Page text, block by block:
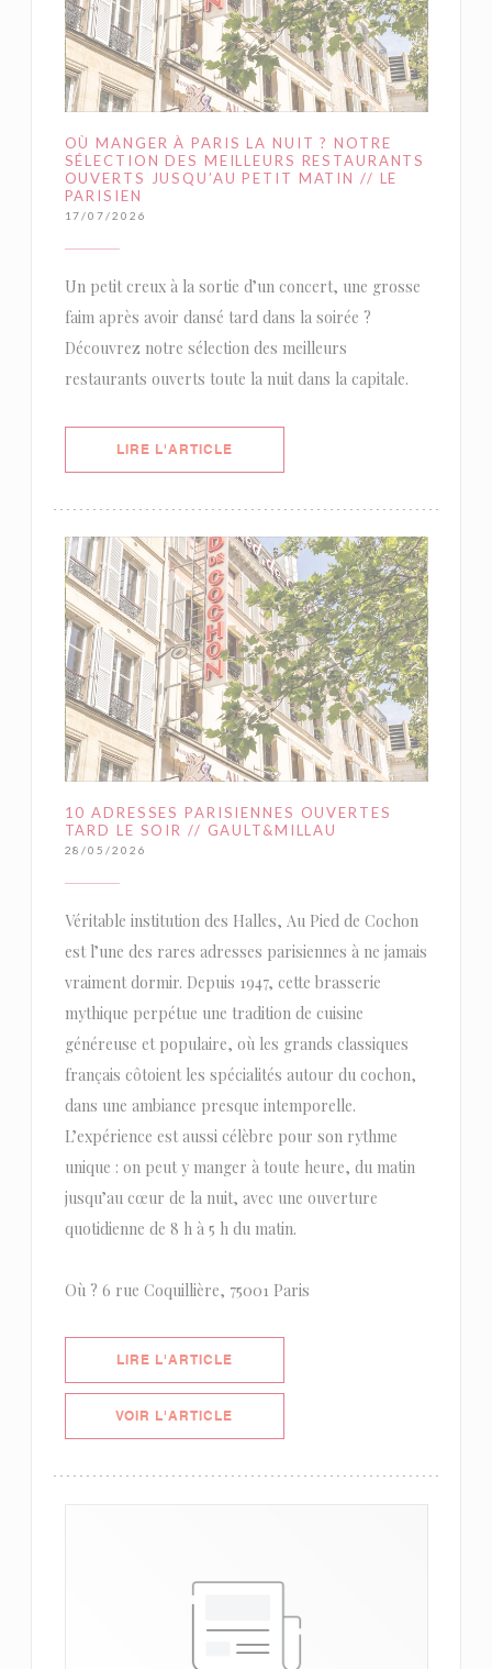
OÙ MANGER À PARIS LA NUIT ? NOTRE
SÉLECTION DES MEILLEURS RESTAURANTS
OUVERTS JUSQU’AU PETIT MATIN // LE
PARISIEN
17/07/2026
Un petit creux à la sortie d’un concert, une grosse
faim après avoir dansé tard dans la soirée ?
Découvrez notre sélection des meilleurs
restaurants ouverts toute la nuit dans la capitale.
LIRE L'ARTICLE((OUVRE UNE NOUVELLE
10 ADRESSES PARISIENNES OUVERTES
TARD LE SOIR // GAULT&MILLAU
28/05/2026
Véritable institution des Halles, Au Pied de Cochon
est l’une des rares adresses parisiennes à ne jamais
vraiment dormir. Depuis 1947, cette brasserie
mythique perpétue une tradition de cuisine
généreuse et populaire, où les grands classiques
français côtoient les spécialités autour du cochon,
dans une ambiance presque intemporelle.
L’expérience est aussi célèbre pour son rythme
unique : on peut y manger à toute heure, du matin
jusqu’au cœur de la nuit, avec une ouverture
quotidienne de 8 h à 5 h du matin.
Où ? 6 rue Coquillière, 75001 Paris
LIRE L'ARTICLE((OUVRE UNE NOUVELLE
VOIR L'ARTICLE